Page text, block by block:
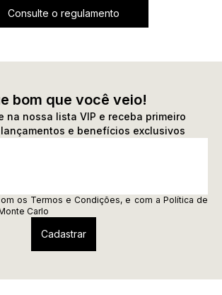
Consulte o regulamento
bom que você veio!
na nossa lista VIP e receba primeiro
e benefícios exclusivos
os Termos e Condições, e com a Política de
Carlo